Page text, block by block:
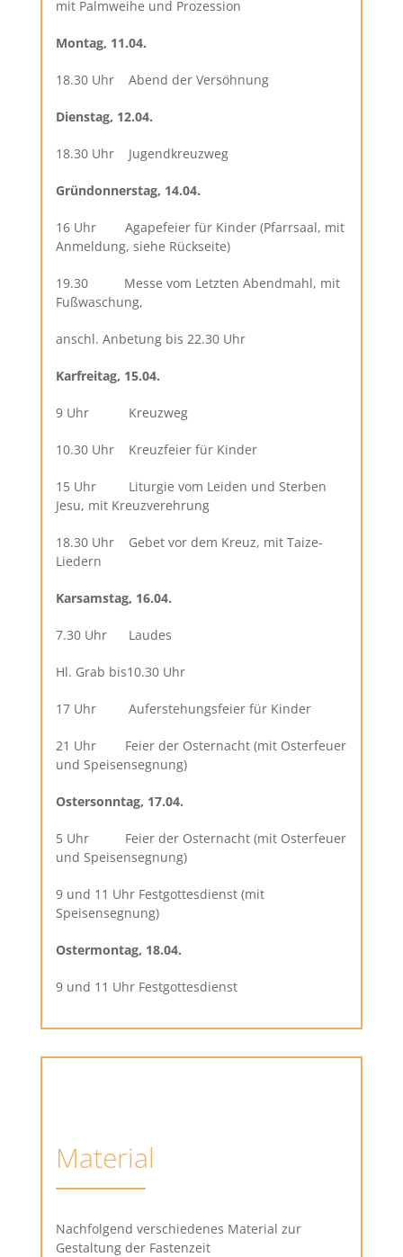
mit Palmweihe und Prozession
Montag, 11.04.
18.30 Uhr Abend der Versöhnung
Dienstag, 12.04.
18.30 Uhr Jugendkreuzweg
Gründonnerstag, 14.04.
16 Uhr Agapefeier für Kinder (Pfarrsaal, mit
Anmeldung, siehe Rückseite)
19.30 Messe vom Letzten Abendmahl, mit
Fußwaschung,
anschl. Anbetung bis 22.30 Uhr
Karfreitag, 15.04.
9 Uhr Kreuzweg
10.30 Uhr Kreuzfeier für Kinder
15 Uhr Liturgie vom Leiden und Sterben
Jesu, mit Kreuzverehrung
18.30 Uhr Gebet vor dem Kreuz, mit Taize-
Liedern
Karsamstag, 16.04.
7.30 Uhr Laudes
Hl. Grab bis10.30 Uhr
17 Uhr Auferstehungsfeier für Kinder
21 Uhr Feier der Osternacht (mit Osterfeuer
und Speisensegnung)
Ostersonntag, 17.04.
5 Uhr Feier der Osternacht (mit Osterfeuer
und Speisensegnung)
9 und 11 Uhr Festgottesdienst (mit
Speisensegnung)
Ostermontag, 18.04.
9 und 11 Uhr Festgottesdienst
Material
Nachfolgend verschiedenes Material zur
Gestaltung der Fastenzeit